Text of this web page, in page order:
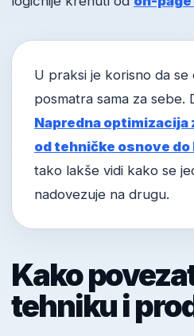
U praksi je korisno da se
posmatra sama za sebe.
Napredna
od tehničke osnove
tako lakše vidi kako se
nadovezuje na drugu.
Kako
tehniku i